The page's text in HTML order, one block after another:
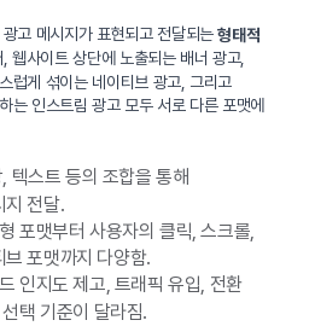
고 메시지가 표현되고 전달되는형태적
웹사이트 상단에 노출되는 배너 광고,
럽게 섞이는 네이티브 광고, 그리고
는 인스트림 광고 모두 서로 다른 포맷에
텍스트 등의 조합을 통해
지 전달.
포맷부터 사용자의 클릭, 스크롤,
포맷까지 다양함.
인지도 제고, 트래픽 유입, 전환
택 기준이 달라짐.